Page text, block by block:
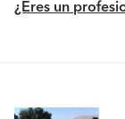
¿Eres un